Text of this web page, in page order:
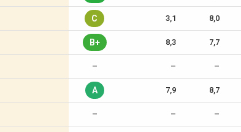
C 3,1 8,0
B+ 8,3 7,7
– – –
A 7,9 8,7
– – –